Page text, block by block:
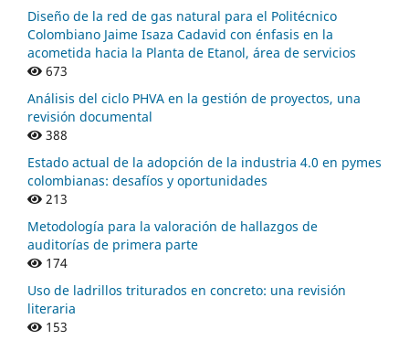
Diseño de la red de gas natural para el Politécnico
Colombiano Jaime Isaza Cadavid con énfasis en la
acometida hacia la Planta de Etanol, área de servicios
673
Análisis del ciclo PHVA en la gestión de proyectos, una
revisión documental
388
Estado actual de la adopción de la industria 4.0 en pymes
colombianas: desafíos y oportunidades
213
Metodología para la valoración de hallazgos de
auditorías de primera parte
174
Uso de ladrillos triturados en concreto: una revisión
literaria
153